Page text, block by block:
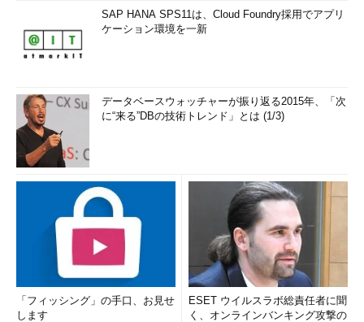
SAP HANA SPS11は、Cloud Foundry採用でアプリ
ケーション環境を一新
データベースウォッチャーが振り返る2015年、「次
に“来る”DBの技術トレンド」とは (1/3)
「フィッシング」の手口、お見せ
します
ESET ウイルスラボ総責任者に聞
く、オンラインバンキング攻撃の